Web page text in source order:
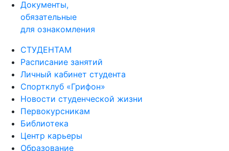
Документы,
обязательные
для ознакомления
СТУДЕНТАМ
Расписание занятий
Личный кабинет студента
Спортклуб «Грифон»
Новости студенческой жизни
Первокурсникам
Библиотека
Центр карьеры
Образование